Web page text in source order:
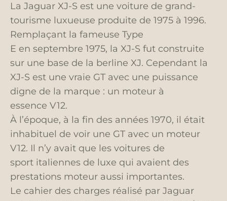
La Jaguar XJ-S est une voiture de grand-
tourisme luxueuse produite de 1975 à 1996.
Remplaçant la fameuse Type
E en septembre 1975, la XJ-S fut construite
sur une base de la berline XJ. Cependant la
XJ-S est une vraie GT avec une puissance
digne de la marque : un moteur à
essence V12.
À l’époque, à la fin des années 1970, il était
inhabituel de voir une GT avec un moteur
V12. Il n’y avait que les voitures de
sport italiennes de luxe qui avaient des
prestations moteur aussi importantes.
Le cahier des charges réalisé par Jaguar